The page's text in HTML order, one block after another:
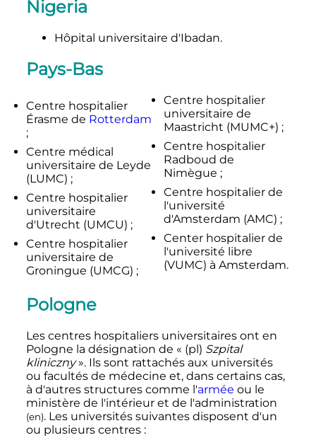
Nigeria
Hôpital universitaire d'Ibadan.
Pays-Bas
Centre hospitalier
Érasme de Rotterdam
;
Centre médical
universitaire de Leyde
(LUMC) ;
Centre hospitalier
universitaire
d'Utrecht (UMCU) ;
Centre hospitalier
universitaire de
Groningue (UMCG) ;
Centre hospitalier
universitaire de
Maastricht (MUMC+) ;
Centre hospitalier
Radboud de
Nimègue ;
Centre hospitalier de
l'université
d'Amsterdam (AMC) ;
Center hospitalier de
l'université libre
(VUMC) à Amsterdam.
Pologne
Les centres hospitaliers universitaires ont en
Pologne la désignation de « (pl) Szpital
kliniczny ». Ils sont rattachés aux universités
ou facultés de médecine et, dans certains cas,
à d'autres structures comme l'armée ou le
ministère de l'intérieur et de l'administration
(en). Les universités suivantes disposent d'un
ou plusieurs centres :